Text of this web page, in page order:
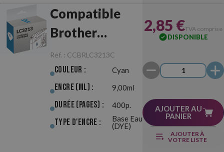
Compatible
Brother
LC3213 Cyan
Réf. : CCBRLC3213C
Couleur : Cyan
Encre (ml) : 9,00ml
Durée (pages) : 400p.
Type d'Encre :
Base Eau
(DYE)
2,85 €TVA comprise
DISPONIBLE
AJOUTER AU
PANIER
AJOUTER À
VOTRE LISTE